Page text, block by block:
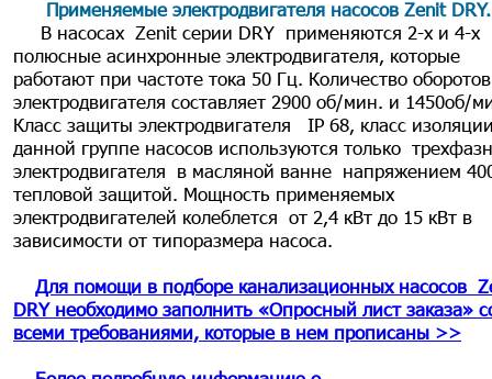
Применяемые электродвигателя насосов Zenit DRY.
В насосах Zenit серии DRY применяются 2-х и 4-х
полюсные асинхронные электродвигателя, которые
работают при частоте тока 50 Гц. Количество оборотов
электродвигателя составляет 2900 об/мин. и 1450об/
Класс защиты электродвигателя IP 68, класс
данной группе насосов используются только
электродвигателя в масляной ванне напряжением
тепловой защитой. Мощность применяемых
электродвигателей колеблется от 2,4 кВт до 15 кВт в
зависимости от типоразмера насоса.
Для помощи в подборе канализационных насосов
DRY необходимо заполнить «Опросный лист заказа»
всеми требованиями, которые в нем прописаны >>